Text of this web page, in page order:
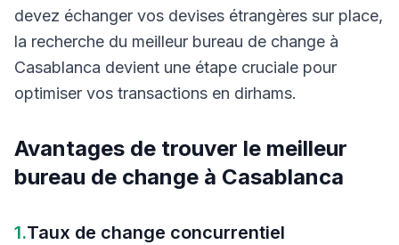
devez échanger vos devises étrangères sur place,
la recherche du meilleur bureau de change à
Casablanca devient une étape cruciale pour
optimiser vos transactions en dirhams.
Avantages de trouver le meilleur
bureau de change à Casablanca
1.Taux de change concurrentiel